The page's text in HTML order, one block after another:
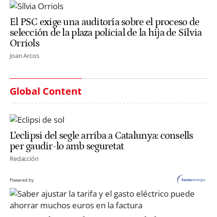
El PSC exige una auditoría sobre el proceso de
selección de la plaza policial de la hija de Sílvia
Orriols
Joan Arcos
Global Content
L’eclipsi del segle arriba a Catalunya: consells
per gaudir-lo amb seguretat
Redacción
Powered by